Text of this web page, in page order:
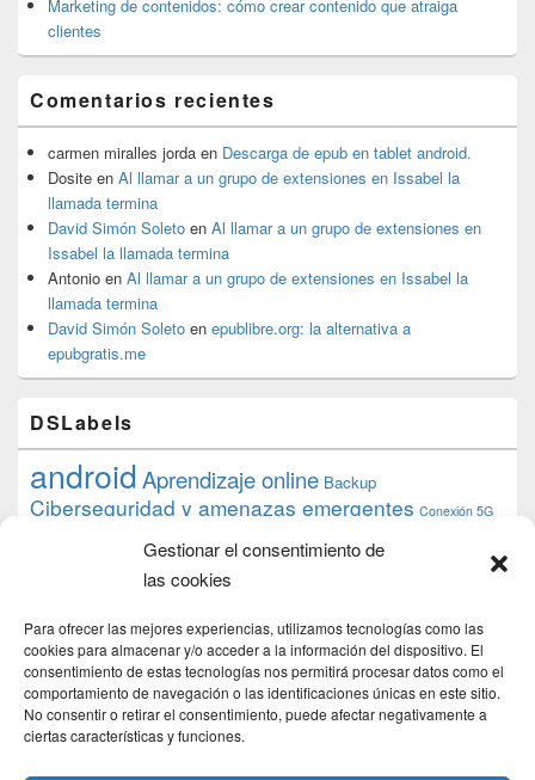
Gestionar el consentimiento de
las cookies
Para ofrecer las mejores experiencias, utilizamos tecnologías como las
cookies para almacenar y/o acceder a la información del dispositivo. El
consentimiento de estas tecnologías nos permitirá procesar datos como el
comportamiento de navegación o las identificaciones únicas en este sitio.
No consentir o retirar el consentimiento, puede afectar negativamente a
ciertas características y funciones.
Marketing de contenidos: cómo crear contenido que atraiga
clientes
Comentarios recientes
carmen miralles jorda en Descarga de epub en tablet android.
Dosite en Al llamar a un grupo de extensiones en Issabel la
llamada termina
David Simón Soleto en Al llamar a un grupo de extensiones en
Issabel la llamada termina
Antonio en Al llamar a un grupo de extensiones en Issabel la
llamada termina
David Simón Soleto en epublibre.org: la alternativa a
epubgratis.me
DSLabels
androidAprendizaje online Backup
Ciberseguridad y amenazas emergentes Conexión 5G
datos debian desarrollo web
Formación Google
iphone
proyecto PS4 python Raspberryraspberrypi
raspbian review Servidor Web Sostenibilidad
tecnológicaTecnología torrent
transmissiontutorial ubuntu server Windows